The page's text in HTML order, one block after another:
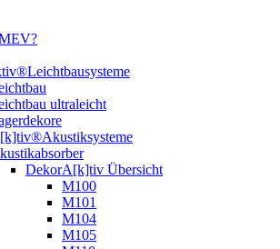
ultraleicht
DekorA[k]tiv Übersicht
M100
M101
M104
M105